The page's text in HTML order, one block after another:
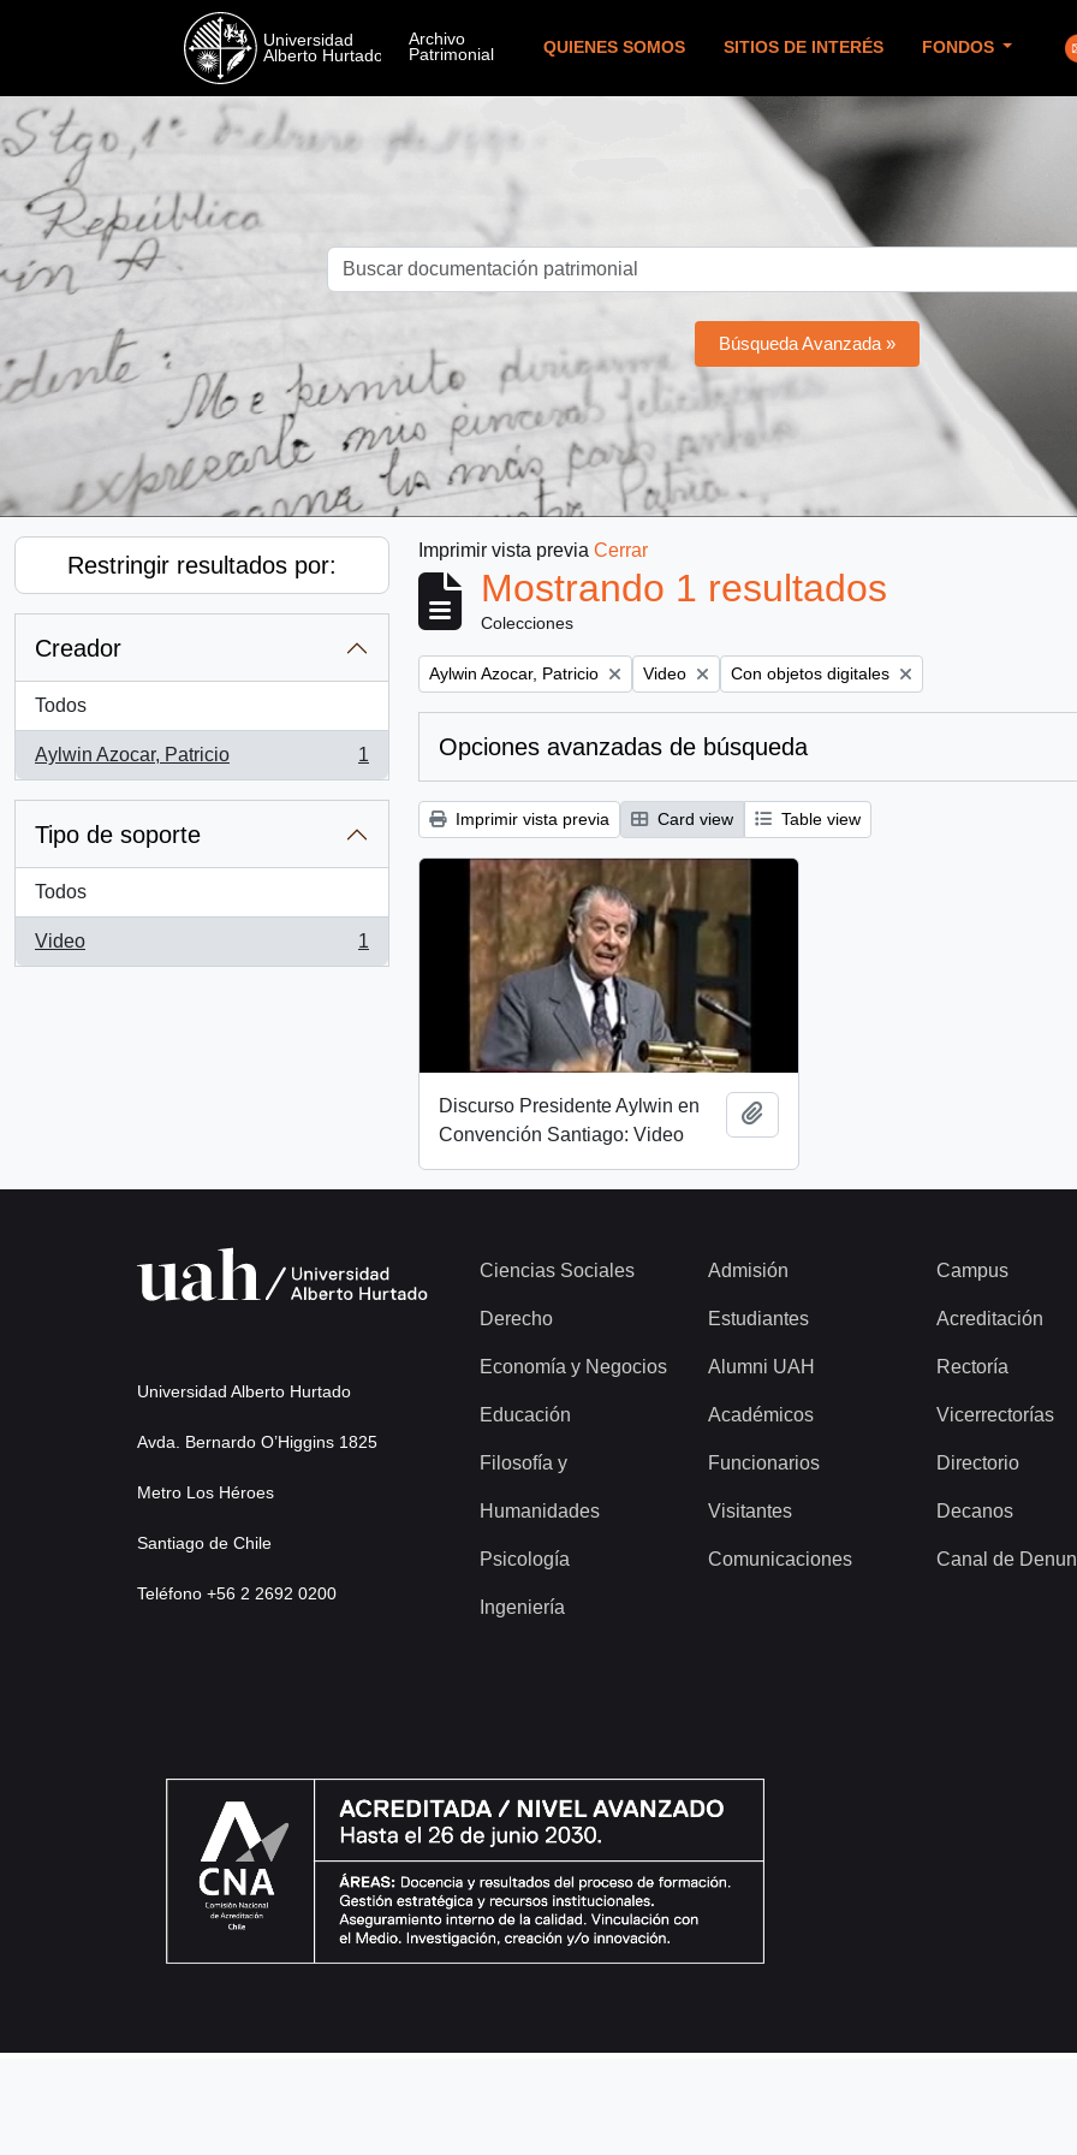
QUIENES SOMOS SITIOS DE INTERÉS FONDOS
Búsqueda Avanzada »
Restringir resultados por:
Creador
Todos
Aylwin Azocar, Patricio
, 1 resultados
1
Tipo de soporte
Todos
Video
, 1 resultados
1
Imprimir vista previa Cerrar
Mostrando 1 resultados
Colecciones
Remove filter:
Aylwin Azocar, Patricio Remove filter:
Video Remove filter:
Con objetos digitales
Opciones avanzadas de búsqueda
Imprimir vista previa Card view Table view
Discurso Presidente Aylwin en
Convención Santiago: Video
Universidad Alberto Hurtado
Avda. Bernardo O’Higgins 1825
Metro Los Héroes
Santiago de Chile
Teléfono +56 2 2692 0200
Ciencias Sociales
Derecho
Economía y Negocios
Educación
Filosofía y
Humanidades
Psicología
Ingeniería
Admisión
Estudiantes
Alumni UAH
Académicos
Funcionarios
Visitantes
Comunicaciones
Campus
Acreditación
Rectoría
Vicerrectorías
Directorio
Decanos
Canal de